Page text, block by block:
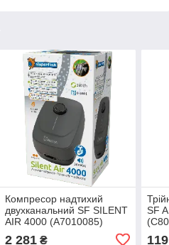
Компресор надтихий
двухканальний SF SILENT
AIR 4000 (A7010085)
2 281₴
SF
119